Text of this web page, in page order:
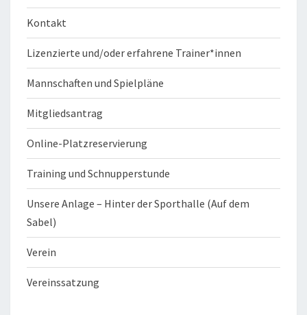
Kontakt
Lizenzierte und/oder erfahrene Trainer*innen
Mannschaften und Spielpläne
Mitgliedsantrag
Online-Platzreservierung
Training und Schnupperstunde
Unsere Anlage – Hinter der Sporthalle (Auf dem
Sabel)
Verein
Vereinssatzung